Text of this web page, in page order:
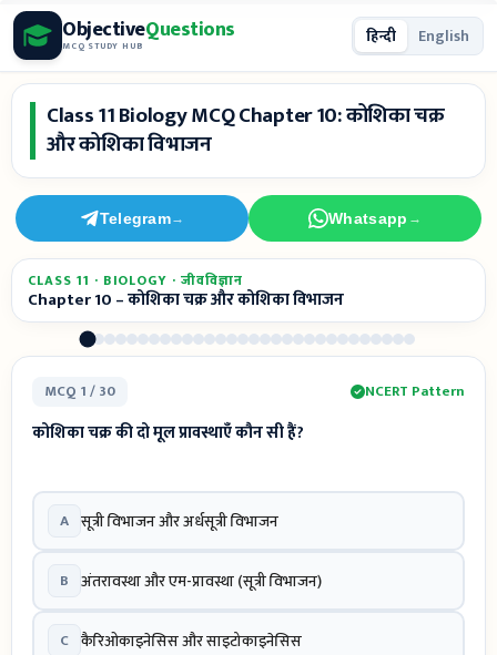
Skip
to
content
ObjectiveQuestions
MCQ STUDY HUB हिन्दी English
Class 11 Biology MCQ Chapter 10: कोशिका चक्र
और कोशिका विभाजन
Telegram→ Whatsapp →
CLASS 11 · BIOLOGY · जीवविज्ञान
Chapter 10 – कोशिका चक्र और कोशिका विभाजन
MCQ 1 / 30 NCERT Pattern
कोशिका चक्र की दो मूल प्रावस्थाएँ कौन सी हैं?
A सूत्री विभाजन और अर्धसूत्री विभाजन
B अंतरावस्था और एम-प्रावस्था (सूत्री विभाजन)
C कैरिओकाइनेसिस और साइटोकाइनेसिस